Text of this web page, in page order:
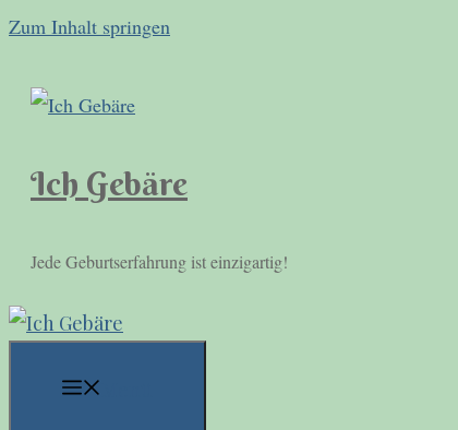
Zum Inhalt springen
Ich Gebäre
Jede Geburtserfahrung ist einzigartig!